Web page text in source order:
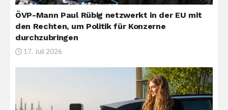
ÖVP-Mann Paul Rübig netzwerkt in der EU mit
den Rechten, um Politik für Konzerne
durchzubringen
17. Juli 2026